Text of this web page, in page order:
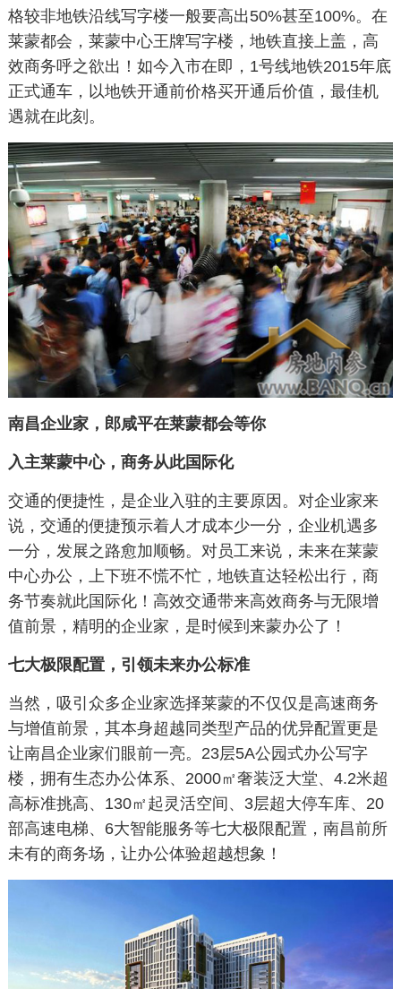
格较非地铁沿线写字楼一般要高出50%甚至100%。在
莱蒙都会，莱蒙中心王牌写字楼，地铁直接上盖，高
效商务呼之欲出！如今入市在即，1号线地铁2015年底
正式通车，以地铁开通前价格买开通后价值，最佳机
遇就在此刻。
南昌企业家，郎咸平在莱蒙都会等你
入主莱蒙中心，商务从此国际化
交通的便捷性，是企业入驻的主要原因。对企业家来
说，交通的便捷预示着人才成本少一分，企业机遇多
一分，发展之路愈加顺畅。对员工来说，未来在莱蒙
中心办公，上下班不慌不忙，地铁直达轻松出行，商
务节奏就此国际化！高效交通带来高效商务与无限增
值前景，精明的企业家，是时候到来蒙办公了！
七大极限配置，引领未来办公标准
当然，吸引众多企业家选择莱蒙的不仅仅是高速商务
与增值前景，其本身超越同类型产品的优异配置更是
让南昌企业家们眼前一亮。23层5A公园式办公写字
楼，拥有生态办公体系、2000㎡奢装泛大堂、4.2米超
高标准挑高、130㎡起灵活空间、3层超大停车库、20
部高速电梯、6大智能服务等七大极限配置，南昌前所
未有的商务场，让办公体验超越想象！